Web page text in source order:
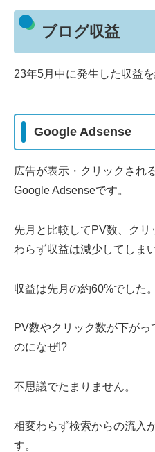
ブログ収益
23年5月中に発生した収益を
Google Adsense
広告が表示・クリックされ
Google Adsenseです。
先月と比較してPV数、ク
わらず収益は減少してしま
収益は先月の約60%でした。
PV数やクリック数が下が
のになぜ!?
不思議でたまりません。
相変わらず検索からの流入
す。